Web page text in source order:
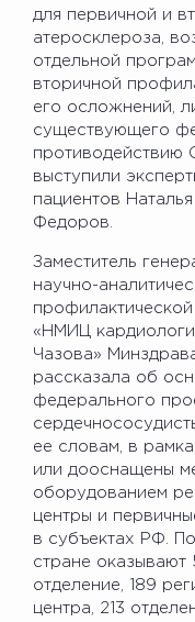
для первичной и
атеросклероза,
отдельной
вторичной
его осложнений,
существующего
противодействию
выступили
пациентов
Федоров.
Заместитель
научно-
«НМИЦ
Чазова»
рассказала об
федерального
ее словам, в
или дооснащены
оборудованием
центры и
в субъектах РФ.
стране оказывают
отделение, 189
центра, 213